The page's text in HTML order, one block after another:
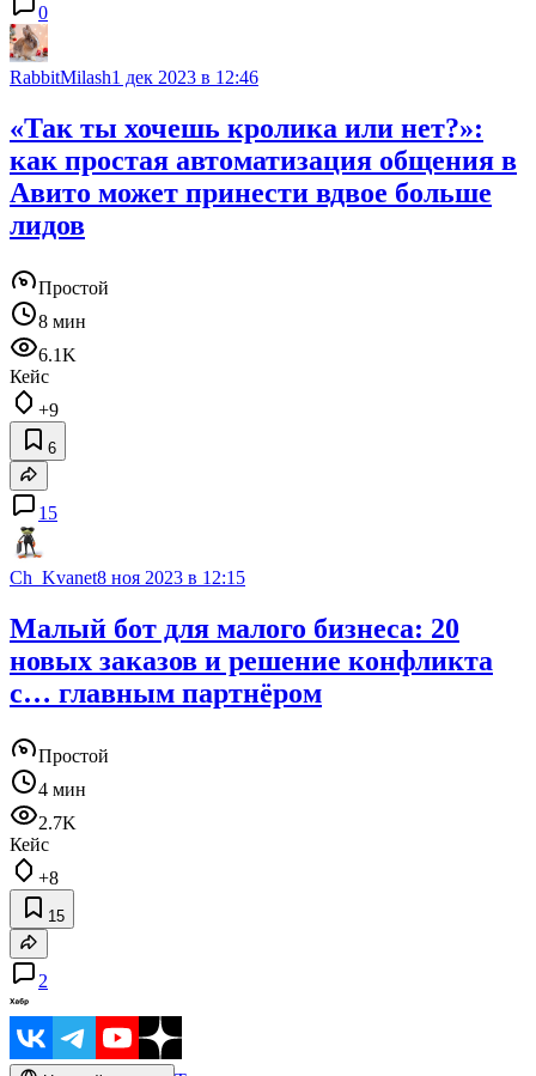
0
RabbitMilash1 дек 2023 в 12:46
«Так ты хочешь кролика или нет?»:
как простая автоматизация общения в
Авито может принести вдвое больше
лидов
Простой
8 мин
6.1K
Кейс
+9
6
15
Ch_Kvanet8 ноя 2023 в 12:15
Малый бот для малого бизнеса: 20
новых заказов и решение конфликта
с… главным партнёром
Простой
4 мин
2.7K
Кейс
+8
15
2